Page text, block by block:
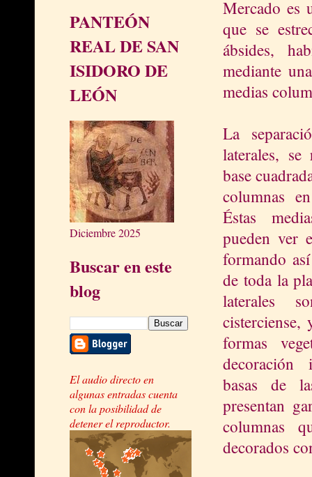
PANTEÓN
REAL DE SAN
ISIDORO DE
LEÓN
Diciembre 2025
Buscar en este
blog
El audio directo en
algunas entradas cuenta
con la posibilidad de
detener el reproductor.
Mercado es
que se
ábsides,
mediante
medias
La
laterales,
base
columnas
Éstas
pueden ver
formando
de toda la
laterales
cisterciense,
formas
decoración
basas de
presentan
columnas
decorados